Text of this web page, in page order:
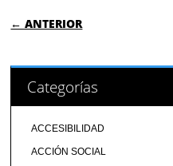
← ANTERIOR
Categorías
ACCESIBILIDAD
ACCIÓN SOCIAL